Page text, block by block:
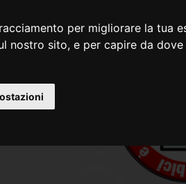
per migliorare la tua
nostro sito, e per capire da